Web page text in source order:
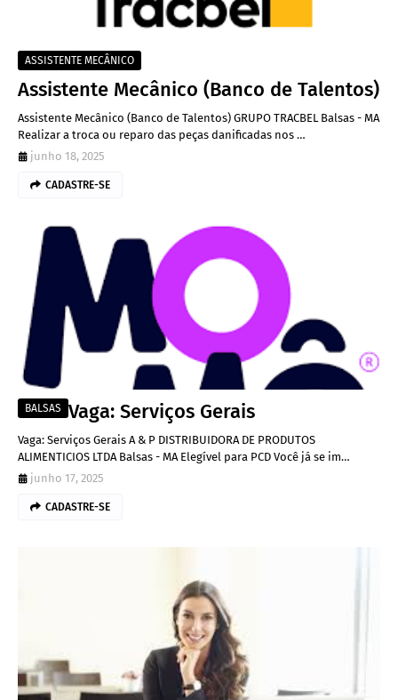
ASSISTENTE MECÂNICO
Assistente Mecânico (Banco de Talentos)
Assistente Mecânico (Banco de Talentos) GRUPO TRACBEL Balsas - MA
Realizar a troca ou reparo das peças danificadas nos …
junho 18, 2025
CADASTRE-SE
BALSAS Vaga: Serviços Gerais
Vaga: Serviços Gerais A & P DISTRIBUIDORA DE PRODUTOS
ALIMENTICIOS LTDA Balsas - MA Elegível para PCD Você já se im…
junho 17, 2025
CADASTRE-SE